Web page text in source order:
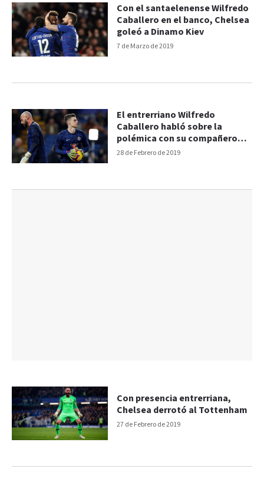
7 de Marzo de 2019
Con el santaelenense Wilfredo
Caballero en el banco, Chelsea
goleó a Dinamo Kiev
28 de Febrero de 2019
El entrerriano Wilfredo
Caballero habló sobre la
polémica con su compañero
Kepa
27 de Febrero de 2019
Con presencia entrerriana,
Chelsea derrotó al Tottenham